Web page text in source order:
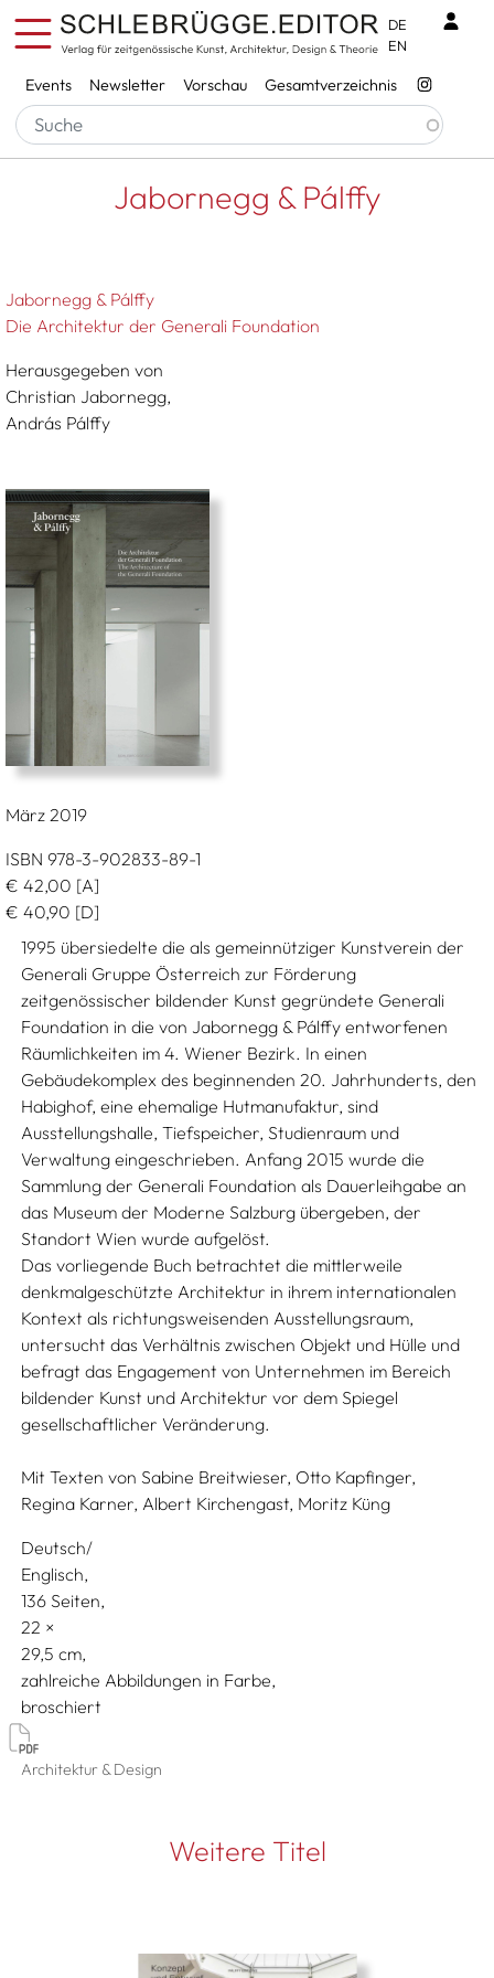
Direkt zum Inhalt
Services
Events Newsletter Vorschau Gesamtverzeichnis
DE
EN
Pfadnavigation
Startseite Jabornegg & Pálffy
Jabornegg & Pálffy
Jabornegg & Pálffy
Die Architektur der Generali Foundation
Herausgegeben von
Christian Jabornegg,
András Pálffy
März 2019
ISBN 978-3-902833-89-1
€ 42,00 [A]
€ 40,90 [D]
1995 übersiedelte die als gemeinnütziger Kunstverein der
Generali Gruppe Österreich zur Förderung
zeitgenössischer bildender Kunst gegründete Generali
Foundation in die von Jabornegg & Pálffy entworfenen
Räumlichkeiten im 4. Wiener Bezirk. In einen
Gebäudekomplex des beginnenden 20. Jahrhunderts, den
Habighof, eine ehemalige Hutmanufaktur, sind
Ausstellungshalle, Tiefspeicher, Studienraum und
Verwaltung eingeschrieben. Anfang 2015 wurde die
Sammlung der Generali Foundation als Dauerleihgabe an
das Museum der Moderne Salzburg übergeben, der
Standort Wien wurde aufgelöst.
Das vorliegende Buch betrachtet die mittlerweile
denkmalgeschützte Architektur in ihrem internationalen
Kontext als richtungsweisenden Ausstellungsraum,
untersucht das Verhältnis zwischen Objekt und Hülle und
befragt das Engagement von Unternehmen im Bereich
bildender Kunst und Architektur vor dem Spiegel
gesellschaftlicher Veränderung.
Mit Texten von Sabine Breitwieser, Otto Kapfinger,
Regina Karner, Albert Kirchengast, Moritz Küng
Deutsch/
Englisch
136 Seiten,
22
29,5
zahlreiche Abbildungen in Farbe
broschiert
Architektur & Design
Weitere Titel